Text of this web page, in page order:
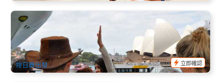
悉尼歷史徒步導覽｜探索岩石區 The Rocks 與悉尼古老街區
｜文化與歷史之旅
941 已預訂
AUD $45.00
SYD04116
按日曆出發
立即確認